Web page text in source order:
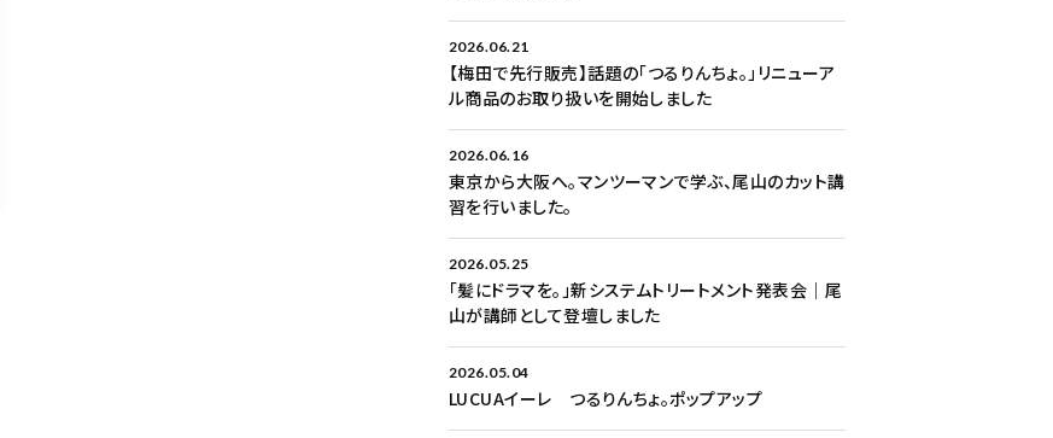
2026.06.21
【梅田で先行販売】話題の「つるりんちょ。」リニューア
ル商品のお取り扱いを開始しました
2026.06.16
東京から大阪へ。マンツーマンで学ぶ、尾山のカット講
習を行いました。
2026.05.25
「髪にドラマを。」新システムトリートメント発表会｜尾
山が講師として登壇しました
2026.05.04
LUCUAイーレ つるりんちょ。ポップアップ